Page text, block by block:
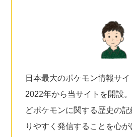
日本最大のポケモン情報サ
2022年から当サイトを開設
どポケモンに関する歴史の
りやすく発信することを心が